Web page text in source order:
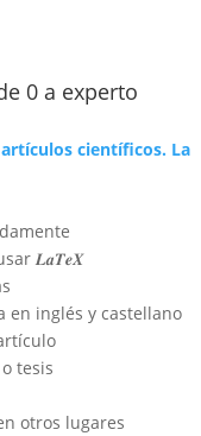
0 a experto
científicos. La
𝑳𝒂𝑻𝒆𝑿
en inglés y castellano
tesis
otros lugares